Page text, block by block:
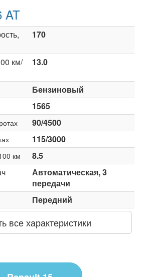
AT
170
км/
13.0
Бензиновый
1565
90/4500
115/3000
км
8.5
Автоматическая, 3
передачи
Передний
все характеристики